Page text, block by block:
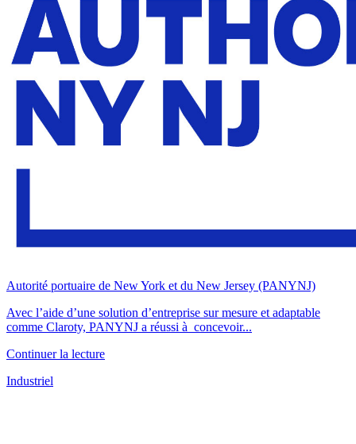
Autorité portuaire de New York et du New Jersey (PANYNJ)
Avec l’aide d’une solution d’entreprise sur mesure et adaptable
comme Claroty, PANYNJ a réussi à concevoir...
Continuer la lecture
Industriel